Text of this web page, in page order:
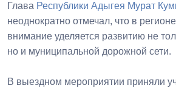
Глава Республики Адыгея Мурат
неоднократно отмечал, что в
внимание уделяется развитию не
но и муниципальной дорожной сети.
В выездном мероприятии приняли